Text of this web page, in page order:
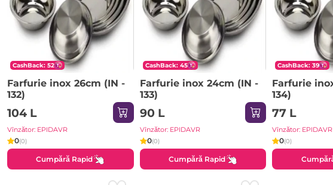
CashBack: 52
Farfurie inox 26cm (IN -
132)
104 L
Vînzător: EPIDAVR
0(0)
Cumpără Rapid
CashBack: 45
Farfurie inox 24cm (IN -
133)
90 L
Vînzător: EPIDAVR
0(0)
Cumpără Rapid
CashBack: 39
Farfurie
134)
77 L
Vînzător: EPIDAVR
0(0)